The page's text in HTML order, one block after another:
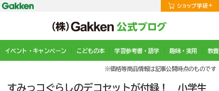
イベント・キャンペーン こどもの本 学習参考書・語学 趣味・実用 教
※価格等商品情報は記事公開時点のものです
すみっコぐらしのデコセットが付録！ 小学生